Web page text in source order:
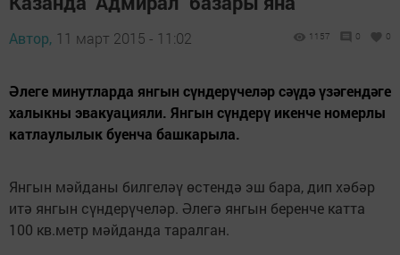
Автор, 11 март 2015 - 11:02 1157 0 0
Әлеге минутларда янгын сүндерүчеләр сәүдә үзәгендәге
халыкны эвакуацияли. Янгын сүндерү икенче номерлы
катлаулылык буенча башкарыла.
Янгын мәйданы билгеләү өстендә эш бара, дип хәбәр
итә янгын сүндерүчеләр. Әлегә янгын беренче катта
100 кв.метр мәйданда таралган.